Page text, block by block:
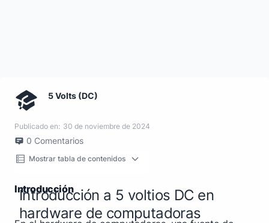
5 Volts (DC)
Publicado en: 30 de noviembre de 2024
0 Comentarios
Mostrar tabla de contenidos
Introducción
Introducción a 5 voltios DC en
hardware de computadoras